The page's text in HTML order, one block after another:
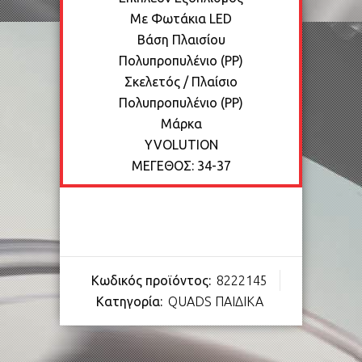
Με Φωτάκια LED
Βάση Πλαισίου
Πολυπροπυλένιο (PP)
Σκελετός / Πλαίσιο
Πολυπροπυλένιο (PP)
Μάρκα
YVOLUTION
ΜΕΓΕΘΟΣ: 34-37
Κωδικός προϊόντος: 8222145
Κατηγορία: QUADS ΠΑΙΔΙΚΑ